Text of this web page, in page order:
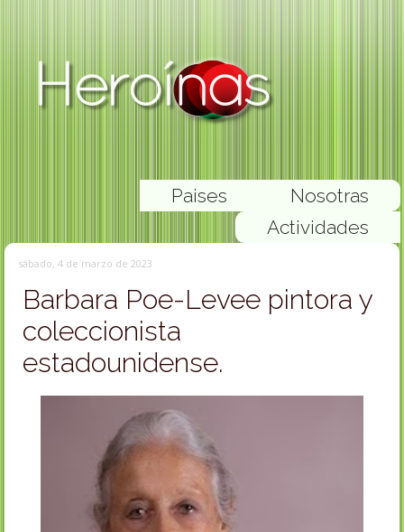
Nosotras
Paises
Actividades
sábado, 4 de marzo de 2023
Barbara Poe-Levee pintora y
coleccionista
estadounidense.